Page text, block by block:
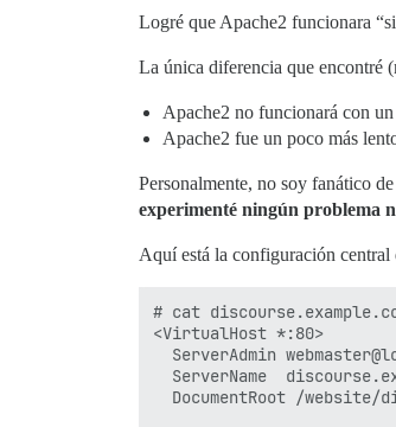
Logré que Apache2 funcionara
La única diferencia que encontré
Apache2 no funcionará con
Apache2 fue un poco más
Personalmente, no soy fanático
experimenté ningún problema
Aquí está la configuración
# cat
<VirtualHost *:80>
ServerAdmin
ServerName
DocumentRoot /website/